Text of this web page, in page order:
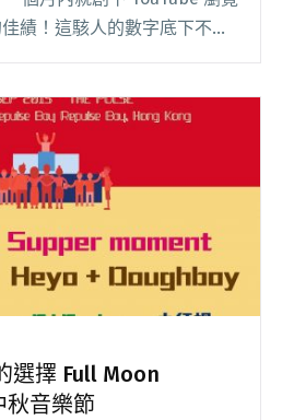
績！這駭人的數字底下不禁
立音樂圈中，其他歌曲的瀏
切！？ 來看香港獨立音樂單
秀篇）"
Moon
秋音樂節